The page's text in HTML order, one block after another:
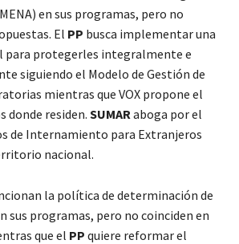
en sus programas, pero no
El PP busca implementar una
para protegerles integralmente e
siguiendo el Modelo de Gestión de
mientras que VOX propone el
donde residen. SUMAR aboga por el
de Internamiento para Extranjeros
nacional.
la política de determinación de
sus programas, pero no coinciden en
que el PP quiere reformar el